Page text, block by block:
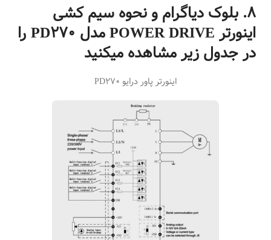
8. بلوک دیاگرام و نحوه سیم کشی
اینورتر POWER DRIVE مدل PD270 را
در جدول زیر مشاهده میکنید
اینورتر پاور درایو PD270